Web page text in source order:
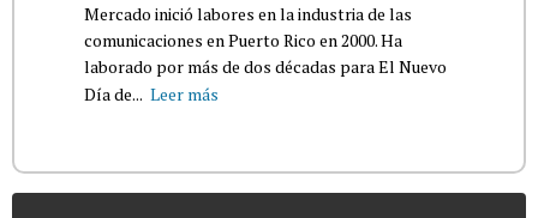
Mercado inició labores en la industria de las
comunicaciones en Puerto Rico en 2000. Ha
laborado por más de dos décadas para El Nuevo
Día de... Leer más